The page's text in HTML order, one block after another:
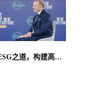
对话赛力斯康波：以ESG之道，构建高端智能汽车品牌全球竞争力